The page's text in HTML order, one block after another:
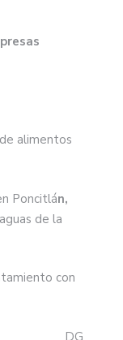
alimentos
Poncitlán,
de la
con
DG